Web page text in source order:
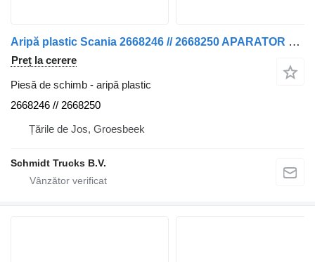
Aripă plastic Scania 2668246 // 2668250 APARATOR P 320 EURO 6 pentru camion
Preț la cerere
Piesă de schimb - aripă plastic
2668246 // 2668250
Țările de Jos, Groesbeek
Schmidt Trucks B.V.